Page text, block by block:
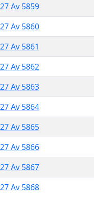
27 Av 5859
27 Av 5860
27 Av 5861
27 Av 5862
27 Av 5863
27 Av 5864
27 Av 5865
27 Av 5866
27 Av 5867
27 Av 5868